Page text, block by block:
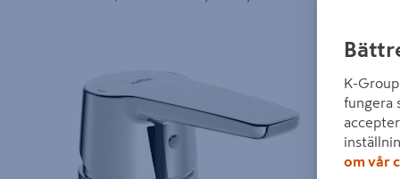
K-
fungera
om vår